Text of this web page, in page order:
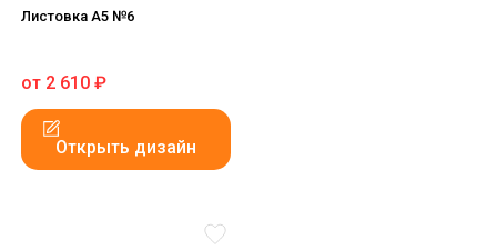
Листовка А5 №6
от 2 610 ₽
Открыть дизайн